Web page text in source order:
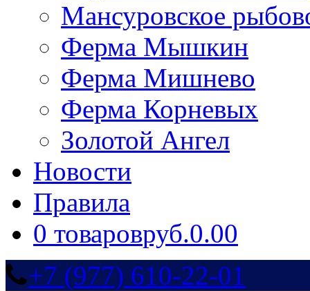
Мансуровское
Ферма Мышкин
Ферма Мишнево
Ферма Корневых
Золотой Ангел
Новости
Правила
0 товаровруб.0.00
+7 (977) 610-22-01